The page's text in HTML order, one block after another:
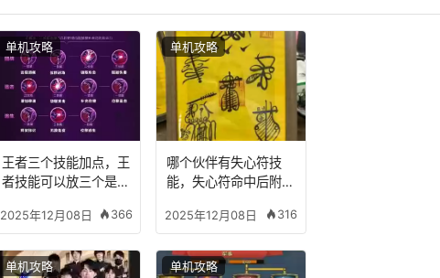
王者三个技能加点，王
者技能可以放三个是什
2025年12月08日 366
单机攻略
哪个伙伴有失心符技
能，失心符命中后附加
2025年12月08日 316
单机攻略
单机攻略 单机攻略